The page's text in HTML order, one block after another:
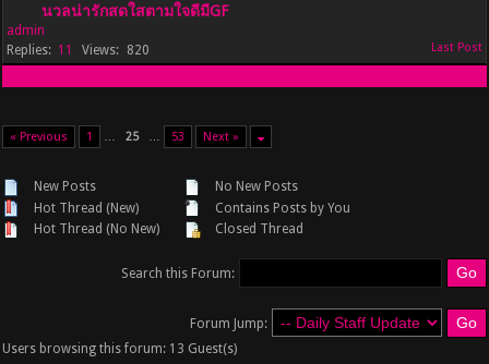
นวลน่ารักสดใสตามใจดีมีGF
admin
11
820
« Previous 1 … 25 … 53 Next »
New Posts
Hot Thread (New)
Hot Thread (No New)
No New Posts
Contains Posts by You
Closed Thread
Search this Forum:
Forum Jump:
Users browsing this forum: 13 Guest(s)